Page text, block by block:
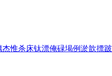
杰惟杀床钛漂俺碌堨例淤歆摽跛